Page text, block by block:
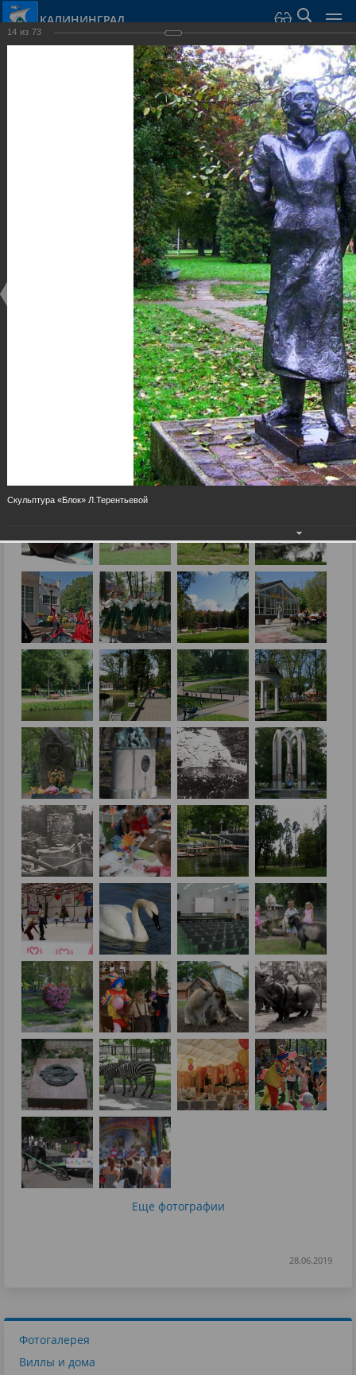
КАЛИНИНГРАД
Город › Фотогалерея
Парки и скверы
Еще фотографии
28.06.2019
Фотогалерея
Виллы и дома
14 из 73
Скульптура «Блок» Л.Терентьевой